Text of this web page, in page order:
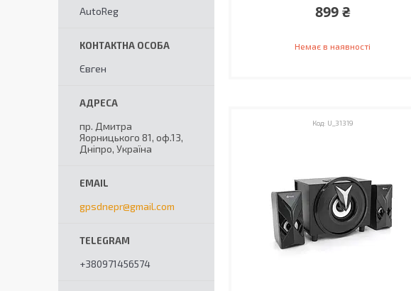
899 ₴
Немає в наявності
U_31319
AutoReg
Євген
пр. Дмитра
Яорницького 81, оф.13,
Дніпро, Україна
gpsdnepr@gmail.com
+380971456574